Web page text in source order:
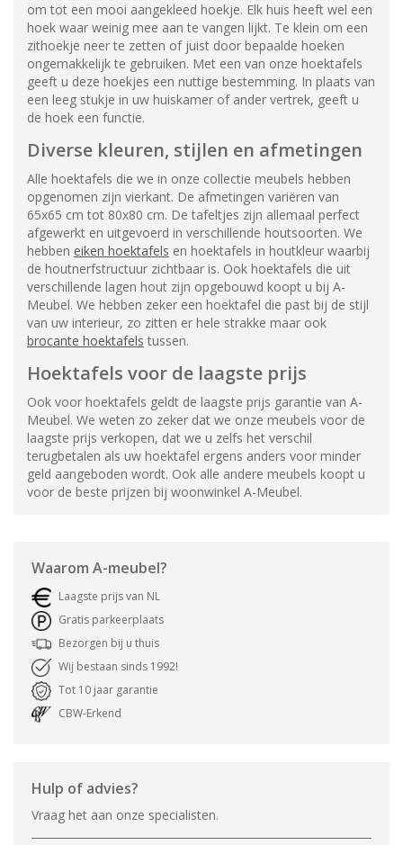
om tot een mooi aangekleed hoekje. Elk huis heeft wel een
hoek waar weinig mee aan te vangen lijkt. Te klein om een
zithoekje neer te zetten of juist door bepaalde hoeken
ongemakkelijk te gebruiken. Met een van onze hoektafels
geeft u deze hoekjes een nuttige bestemming. In plaats van
een leeg stukje in uw huiskamer of ander vertrek, geeft u
de hoek een functie.
Diverse kleuren, stijlen en afmetingen
Alle hoektafels die we in onze collectie meubels hebben
opgenomen zijn vierkant. De afmetingen variëren van
65x65 cm tot 80x80 cm. De tafeltjes zijn allemaal perfect
afgewerkt en uitgevoerd in verschillende houtsoorten. We
hebben eiken hoektafels en hoektafels in houtkleur waarbij
de houtnerfstructuur zichtbaar is. Ook hoektafels die uit
verschillende lagen hout zijn opgebouwd koopt u bij A-
Meubel. We hebben zeker een hoektafel die past bij de stijl
van uw interieur, zo zitten er hele strakke maar ook
brocante hoektafels tussen.
Hoektafels voor de laagste prijs
Ook voor hoektafels geldt de laagste prijs garantie van A-
Meubel. We weten zo zeker dat we onze meubels voor de
laagste prijs verkopen, dat we u zelfs het verschil
terugbetalen als uw hoektafel ergens anders voor minder
geld aangeboden wordt. Ook alle andere meubels koopt u
voor de beste prijzen bij woonwinkel A-Meubel.
Waarom A-meubel?
Laagste prijs van NL
Gratis parkeerplaats
Bezorgen bij u thuis
Wij bestaan sinds 1992!
Tot 10 jaar garantie
CBW-Erkend
Hulp of advies?
Vraag het aan onze specialisten.